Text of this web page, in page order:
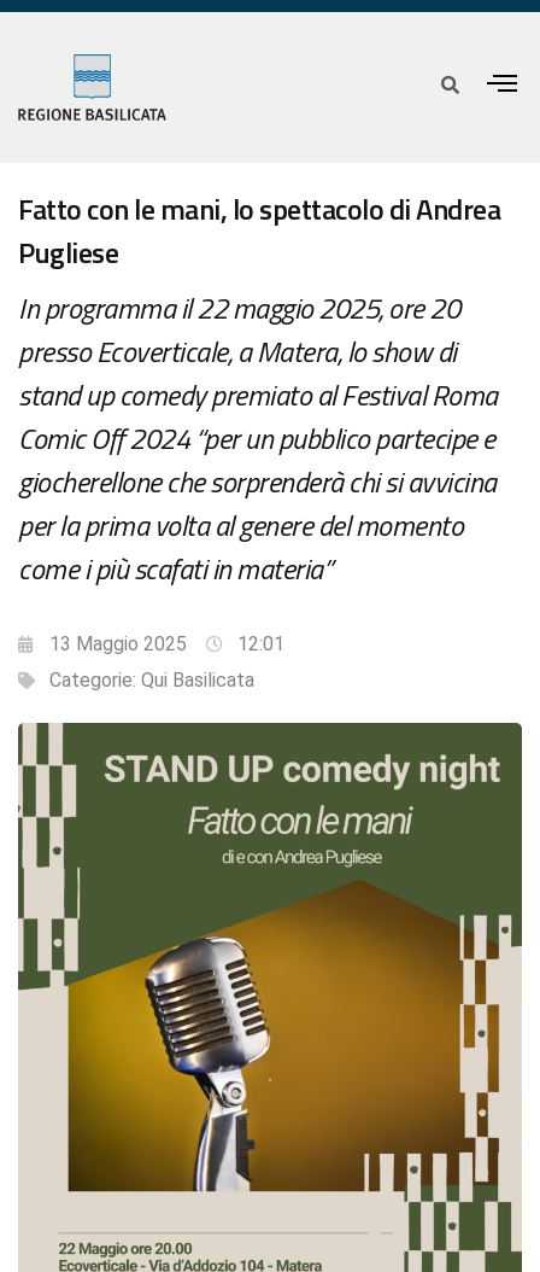
Fatto con le mani, lo spettacolo di Andrea
Pugliese
In programma il 22 maggio 2025, ore 20
presso Ecoverticale, a Matera, lo show di
stand up comedy premiato al Festival Roma
Comic Off 2024 “per un pubblico partecipe e
giocherellone che sorprenderà chi si avvicina
per la prima volta al genere del momento
come i più scafati in materia”
13 Maggio 2025
12:01
Categorie: Qui Basilicata